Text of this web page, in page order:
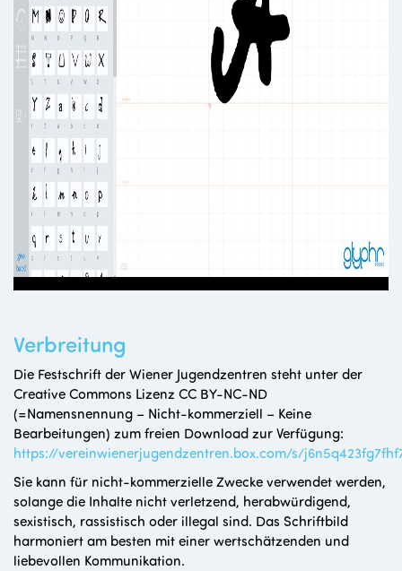
Verbreitung
Die Festschrift der Wiener Jugendzentren steht unter der
Creative Commons Lizenz CC BY-NC-ND
(=Namensnennung – Nicht-kommerziell – Keine
Bearbeitungen) zum freien Download zur Verfügung:
https://vereinwienerjugendzentren.box.com/s/
Sie kann für nicht-kommerzielle Zwecke verwendet werden,
solange die Inhalte nicht verletzend, herabwürdigend,
sexistisch, rassistisch oder illegal sind. Das Schriftbild
harmoniert am besten mit einer wertschätzenden und
liebevollen Kommunikation.